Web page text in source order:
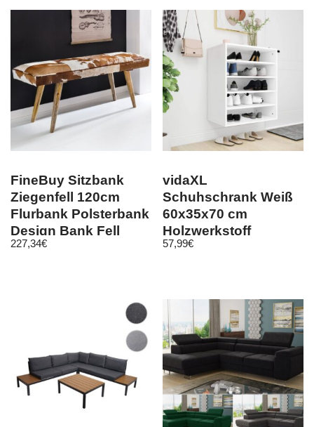
FineBuy Sitzbank
Ziegenfell 120cm
Flurbank Polsterbank
Design Bank Fell
Bettbank
227,34€
vidaXL
Schuhschrank Weiß
60x35x70 cm
Holzwerkstoff
57,99€